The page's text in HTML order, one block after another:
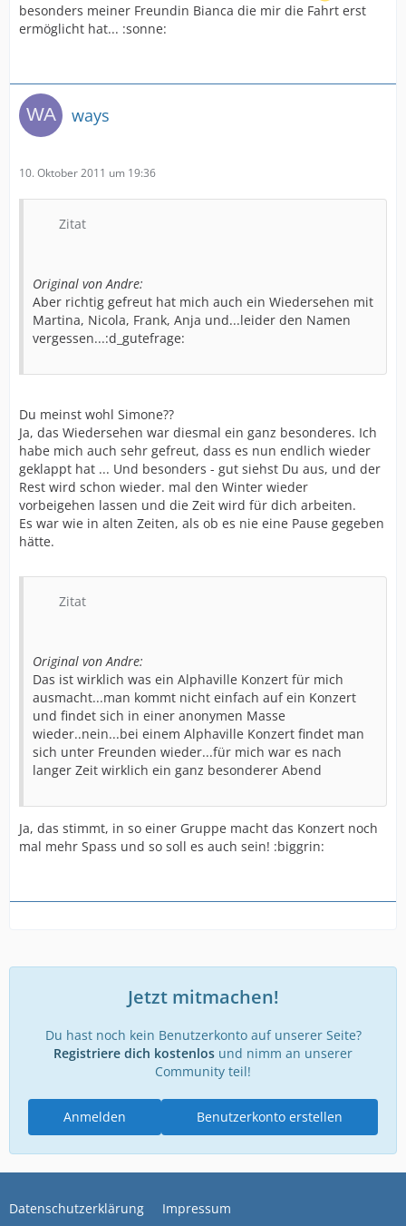
besonders meiner Freundin Bianca die mir die Fahrt erst
ermöglicht hat... :sonne:
ways
10. Oktober 2011 um 19:36
Zitat
Original von Andre:
Aber richtig gefreut hat mich auch ein Wiedersehen mit
Martina, Nicola, Frank, Anja und...leider den Namen
vergessen...:d_gutefrage:
Du meinst wohl Simone??
Ja, das Wiedersehen war diesmal ein ganz besonderes. Ich
habe mich auch sehr gefreut, dass es nun endlich wieder
geklappt hat ... Und besonders - gut siehst Du aus, und der
Rest wird schon wieder. mal den Winter wieder
vorbeigehen lassen und die Zeit wird für dich arbeiten.
Es war wie in alten Zeiten, als ob es nie eine Pause gegeben
hätte.
Zitat
Original von Andre:
Das ist wirklich was ein Alphaville Konzert für mich
ausmacht...man kommt nicht einfach auf ein Konzert
und findet sich in einer anonymen Masse
wieder..nein...bei einem Alphaville Konzert findet man
sich unter Freunden wieder...für mich war es nach
langer Zeit wirklich ein ganz besonderer Abend
Ja, das stimmt, in so einer Gruppe macht das Konzert noch
mal mehr Spass und so soll es auch sein! :biggrin:
Jetzt mitmachen!
Du hast noch kein Benutzerkonto auf unserer Seite?
Registriere dich kostenlos und nimm an unserer
Community teil!
Benutzerkonto erstellen
Anmelden
Datenschutzerklärung Impressum